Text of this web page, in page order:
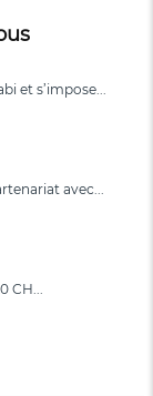
et s’impose...
avec...
CH...